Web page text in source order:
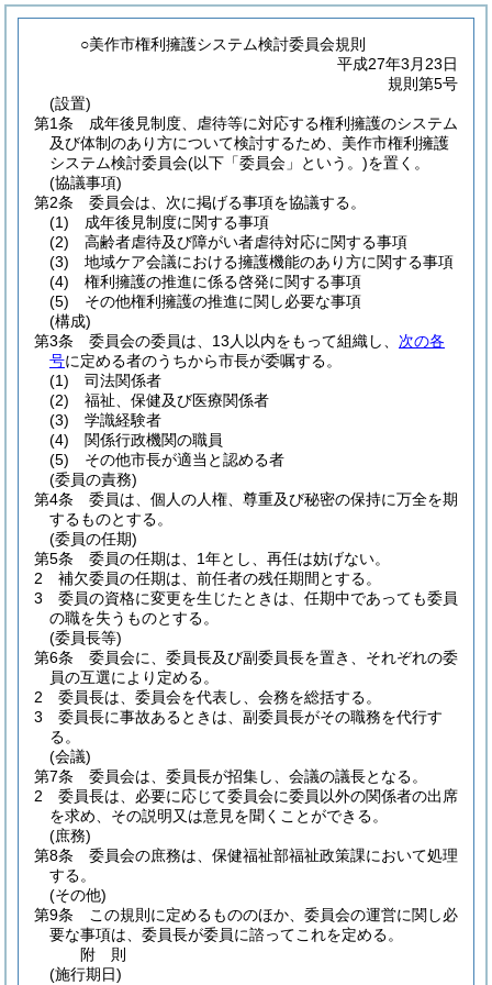
○美作市権利擁護システム検討委員会規則
平成27年3月23日
規則第5号
(設置)
第1条
成年後見制度、虐待等に対応する権利擁護のシステム
及び体制のあり方について検討するため、美作市権利擁護
システム検討委員会(以下「委員会」という。)を置く。
(協議事項)
第2条
委員会は、次に掲げる事項を協議する。
(1)
成年後見制度に関する事項
(2)
高齢者虐待及び障がい者虐待対応に関する事項
(3)
地域ケア会議における擁護機能のあり方に関する事項
(4)
権利擁護の推進に係る啓発に関する事項
(5)
その他権利擁護の推進に関し必要な事項
(構成)
第3条
委員会の委員は、13人以内をもって組織し、 次の各
号に定める者のうちから市長が委嘱する。
(1)
司法関係者
(2)
福祉、保健及び医療関係者
(3)
学識経験者
(4)
関係行政機関の職員
(5)
その他市長が適当と認める者
(委員の責務)
第4条
委員は、個人の人権、尊重及び秘密の保持に万全を期
するものとする。
(委員の任期)
第5条
委員の任期は、1年とし、再任は妨げない。
2
補欠委員の任期は、前任者の残任期間とする。
3
委員の資格に変更を生じたときは、任期中であっても委員
の職を失うものとする。
(委員長等)
第6条
委員会に、委員長及び副委員長を置き、それぞれの委
員の互選により定める。
2
委員長は、委員会を代表し、会務を総括する。
3
委員長に事故あるときは、副委員長がその職務を代行す
る。
(会議)
第7条
委員会は、委員長が招集し、会議の議長となる。
2
委員長は、必要に応じて委員会に委員以外の関係者の出席
を求め、その説明又は意見を聞くことができる。
(庶務)
第8条
委員会の庶務は、保健福祉部福祉政策課において処理
する。
(その他)
第9条
この規則に定めるもののほか、委員会の運営に関し必
要な事項は、委員長が委員に諮ってこれを定める。
附 則
(施行期日)